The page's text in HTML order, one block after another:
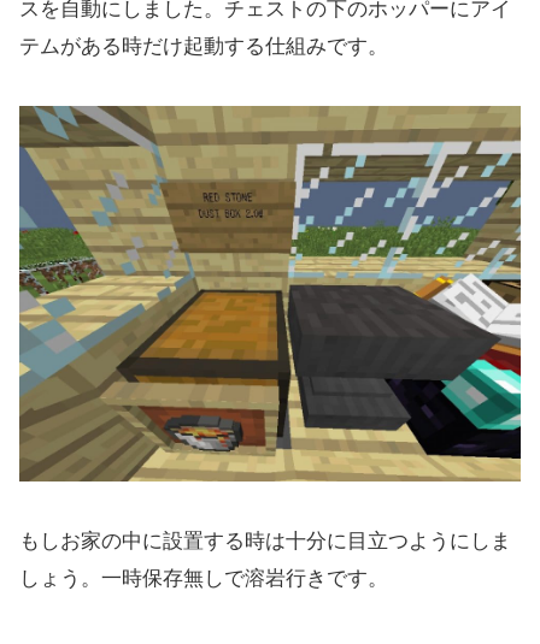
スを自動にしました。チェストの下のホッパーにアイ
テムがある時だけ起動する仕組みです。
もしお家の中に設置する時は十分に目立つようにしま
しょう。一時保存無しで溶岩行きです。